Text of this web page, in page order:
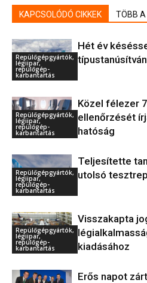
KAPCSOLÓDÓ CIKKEK TÖBB
Repülőgépgyártók,
légiipar,
repülőgép-
karbantartás
Hét év
Repülőgépgyártók,
légiipar,
repülőgép-
karbantartás
Közel félezer
ellenőrzését
hatóság
Repülőgépgyártók,
légiipar,
repülőgép-
karbantartás
Teljesítette
utolsó
Repülőgépgyártók,
légiipar,
repülőgép-
karbantartás
Visszakapta
kiadásához
Erős napot